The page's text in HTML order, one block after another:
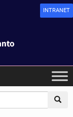
INTRANET